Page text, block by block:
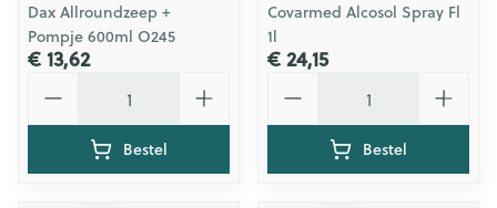
Dax Allroundzeep +
Pompje 600ml O245
€ 13,62
Bestel
Covarmed Alcosol Spray Fl
1l
€ 24,15
Bestel